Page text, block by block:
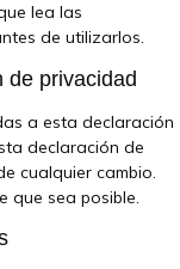
lea las
de utilizarlos.
de privacidad
a esta declaración
declaración de
cualquier cambio.
que sea posible.